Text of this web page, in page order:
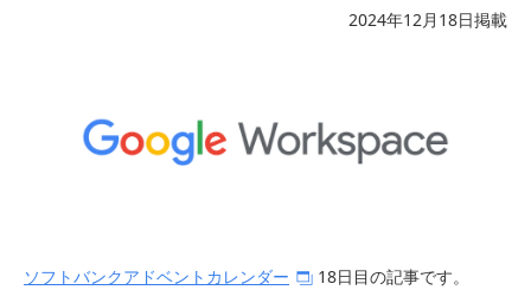
2024年12月18日掲載
ソフトバンクアドベントカレンダー
18日目の記事です。